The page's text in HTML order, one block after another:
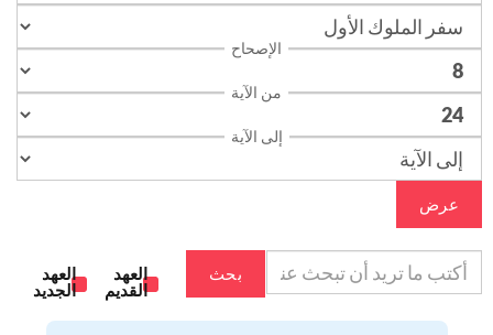
الإصحاح
من الآية
إلى الآية
عرض
بحث
العهد
القديم
العهد
الجديد